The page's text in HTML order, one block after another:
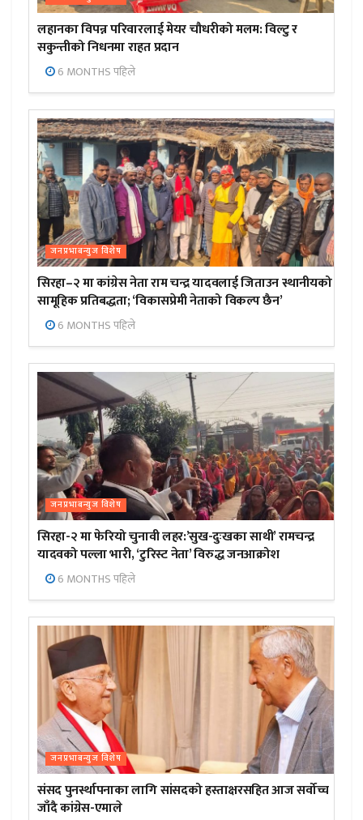
लहानका विपन्न परिवारलाई मेयर चौधरीको मलम: विल्टु र
सकुन्तीको निधनमा राहत प्रदान
6 MONTHS पहिले
जनप्रभाबन्युज विशेष
सिरहा–२ मा कांग्रेस नेता राम चन्द्र यादवलाई जिताउन स्थानीयको
सामूहिक प्रतिबद्धता; ‘विकासप्रेमी नेताको विकल्प छैन’
6 MONTHS पहिले
जनप्रभाबन्युज विशेष
सिरहा-२ मा फेरियो चुनावी लहर:’सुख-दुःखका साथी’ रामचन्द्र
यादवको पल्ला भारी, ‘टुरिस्ट नेता’ विरुद्ध जनआक्रोश
6 MONTHS पहिले
जनप्रभाबन्युज विशेष
संसद पुनर्स्थापनाका लागि सांसदको हस्ताक्षरसहित आज सर्वोच्च
जाँदै कांग्रेस-एमाले